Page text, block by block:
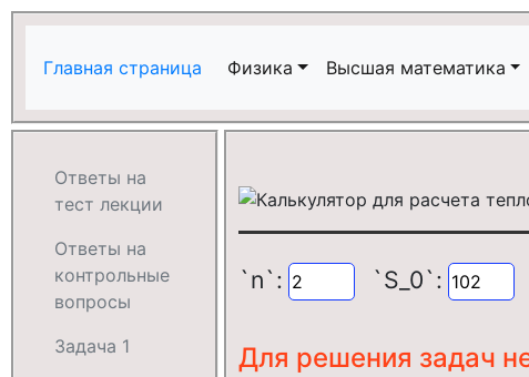
Главная страница Физика Высшая математика
`n`: `S_0`:
Для решения задач
Ответы на
тест лекции
Ответы на
контрольные
вопросы
Задача 1